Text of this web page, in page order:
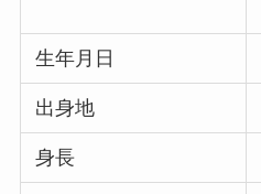
生年月日
出身地
身長